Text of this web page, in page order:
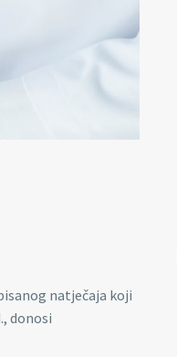
natječaja koji
donosi